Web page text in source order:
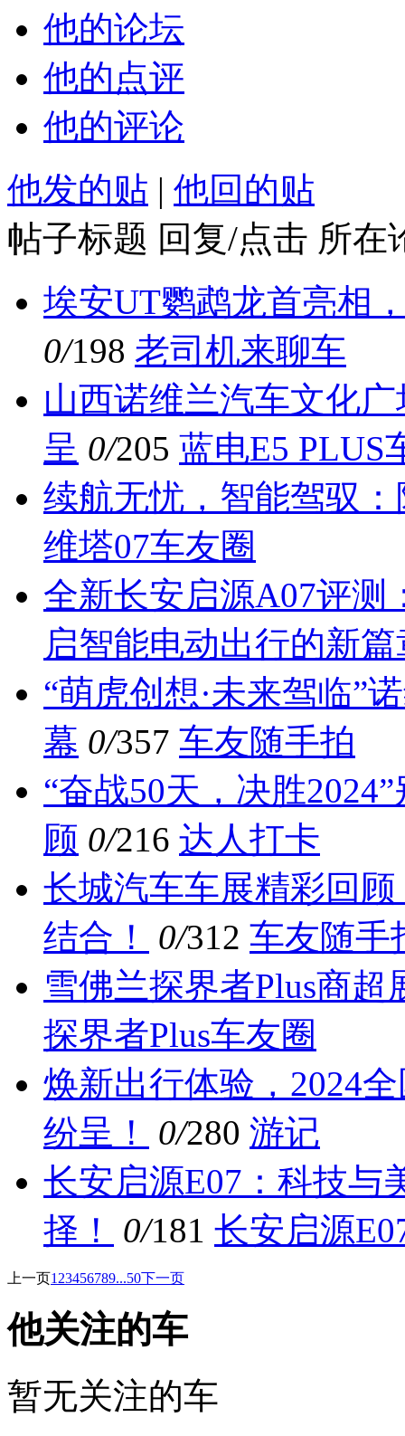
他的论坛
他的点评
他的评论
他发的贴 | 他回的贴
帖子标题 回复/点击 所在
埃安UT鹦鹉龙首亮相
0/198 老司机来聊车
山西诺维兰汽车文化
呈 0/205 蓝电E5 PLUS
续航无忧，智能驾驭
维塔07车友圈
全新长安启源A07评测
启智能电动出行的新篇
“萌虎创想·未来驾临”
幕 0/357 车友随手拍
“奋战50天，决胜
顾 0/216 达人打卡
长城汽车车展精彩回
结合！
0/312 车友随手
雪佛兰探界者Plus商
探界者Plus车友圈
焕新出行体验，2024
纷呈！
0/280 游记
长安启源E07：科技与
择！
0/181 长安启源
上一页1 23456789...50下一页
他关注的车
暂无关注的车